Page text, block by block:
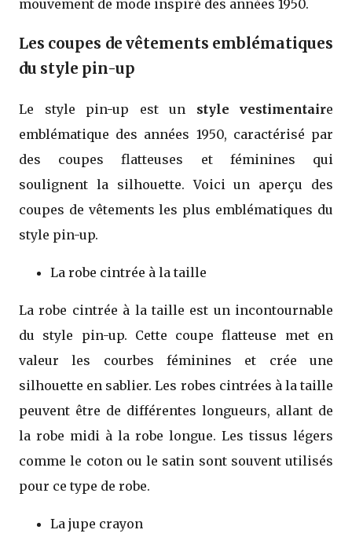
mouvement de mode inspiré des années 1950.
Les coupes de vêtements emblématiques
du style pin-up
Le style pin-up est un style vestimentaire
emblématique des années 1950, caractérisé par
des coupes flatteuses et féminines qui
soulignent la silhouette. Voici un aperçu des
coupes de vêtements les plus emblématiques du
style pin-up.
La robe cintrée à la taille
La robe cintrée à la taille est un incontournable
du style pin-up. Cette coupe flatteuse met en
valeur les courbes féminines et crée une
silhouette en sablier. Les robes cintrées à la taille
peuvent être de différentes longueurs, allant de
la robe midi à la robe longue. Les tissus légers
comme le coton ou le satin sont souvent utilisés
pour ce type de robe.
La jupe crayon